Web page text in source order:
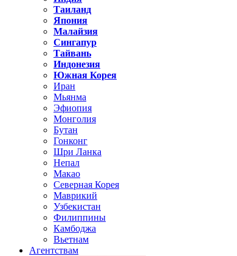
Таиланд
Япония
Малайзия
Сингапур
Тайвань
Индонезия
Южная Корея
Иран
Мьянма
Эфиопия
Монголия
Бутан
Гонконг
Шри Ланка
Непал
Макао
Северная Корея
Маврикий
Узбекистан
Филиппины
Камбоджа
Вьетнам
Агентствам